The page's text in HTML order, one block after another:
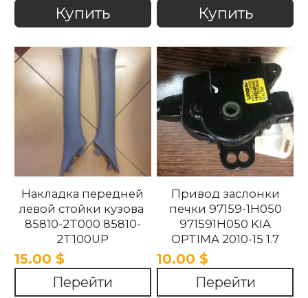
Купить Купить
Накладка передней
левой стойки кузова
85810-2T000 85810-
2T100UP
858102T100UP
858102T000 Kia
Optima 2010 -2015.
15.00 $
Перейти
Привод заслонки
печки 97159-1H050
971591H050 KIA
OPTIMA 2010-15 1.7
10.00 $
Перейти